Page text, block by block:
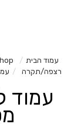
עמוד הבית /
רצפה/תקרה
/ עמוד